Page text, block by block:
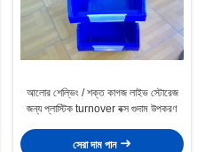
আলোর শেল্ভিং / শক্ত কাগজ লাইভ স্টোরেজ
জন্য প্লাস্টিক turnover বক্স গুদাম উপকরণ
সেরা দাম পান